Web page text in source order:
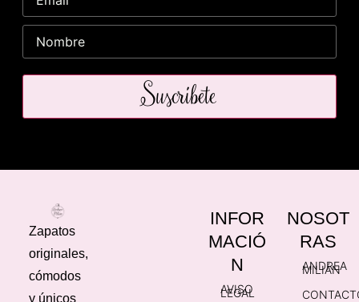
Suscríbete
Zapatos
originales,
cómodos
y únicos
INFOR
MACIÓ
N
AVISO
LEGAL
NOSOT
RAS
ANDREA
MILIÁN